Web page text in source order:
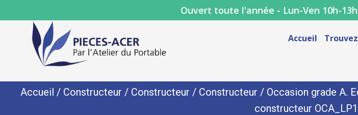
Ouvert toute l'année - Lun-Ven 10h-
Accueil
Accueil / Constructeur / Constructeur / Constructeur / Occasion grade A.
constructeur